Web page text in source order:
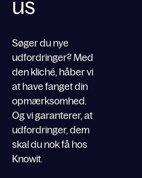
us
Søger du nye
udfordringer? Med
den kliché, håber vi
at have fanget din
opmærksomhed.
Og vi garanterer, at
udfordringer, dem
skal du nok få hos
Knowit.